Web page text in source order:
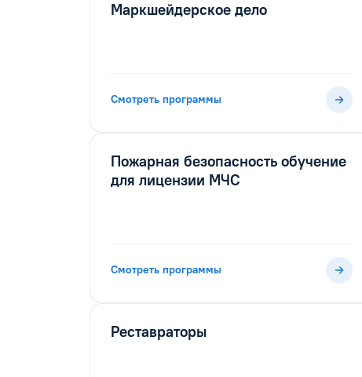
Маркшейдерское дело
Смотреть программы
Пожарная безопасность обучение
для лицензии МЧС
Смотреть программы
Реставраторы